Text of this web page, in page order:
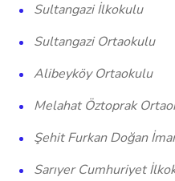
Sultangazi İlkokulu
Sultangazi Ortaokulu
Alibeyköy Ortaokulu
Melahat Öztoprak
Şehit Furkan Doğan
Sarıyer Cumhuriyet